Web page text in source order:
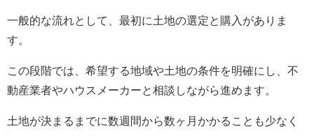
一般的な流れとして、最初に土地の選定と購入がありま
す。
この段階では、希望する地域や土地の条件を明確にし、不
動産業者やハウスメーカーと相談しながら進めます。
土地が決まるまでに数週間から数ヶ月かかることも少なく